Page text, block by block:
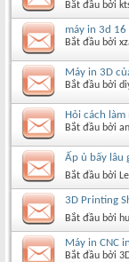
Bắt đầu bởi
máy in 3d 16
Bắt đầu bởi
Máy in 3D
Bắt đầu bởi
Hỏi cách làm
Bắt đầu bởi
Ấp ủ bấy lâu
Bắt đầu bởi
3D Printing
Bắt đầu bởi
Máy in CNC
Bắt đầu bởi